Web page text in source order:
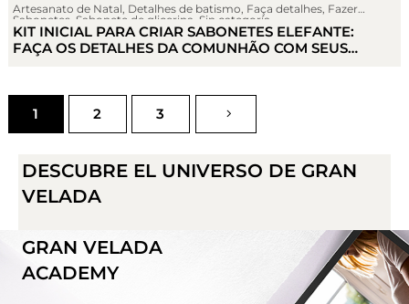
Artesanato de Natal Detalhes de batismo Faça detalhes Fazer
Sabonetes Sabonete de glicerina Sin categoría
KIT INICIAL PARA CRIAR SABONETES ELEFANTE:
FAÇA OS DETALHES DA COMUNHÃO COM SEUS
1 2 3
DESCUBRE EL UNIVERSO DE GRAN
VELADA
GRAN VELADA
ACADEMY